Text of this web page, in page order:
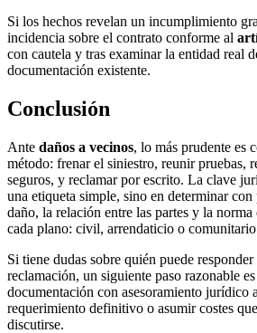
Si los hechos revelan un incumplimiento
incidencia sobre el contrato conforme al
con cautela y tras examinar la entidad real
documentación existente.
Conclusión
Ante daños a vecinos, lo más prudente es
método: frenar el siniestro, reunir pruebas,
seguros, y reclamar por escrito. La clave
una etiqueta simple, sino en determinar
daño, la relación entre las partes y la norma
cada plano: civil, arrendaticio o
Si tiene dudas sobre quién puede
reclamación, un siguiente paso razonable
documentación con asesoramiento jurídico
requerimiento definitivo o asumir costes
discutirse.